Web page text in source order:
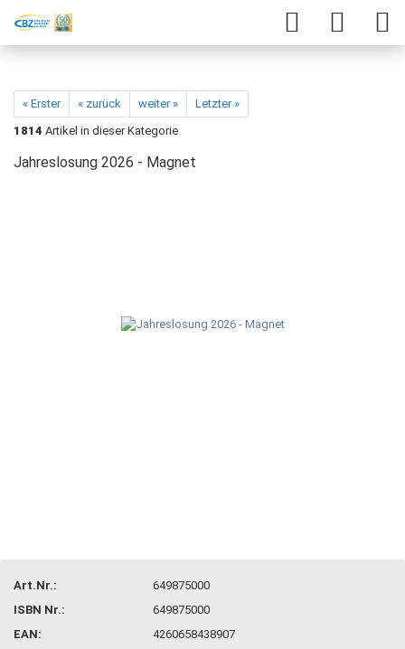
« Erster « zurück weiter »
Letzter »
1814 Artikel in dieser Kategorie
Jahreslosung 2026 - Magnet
Art.Nr.:
649875000
ISBN Nr.:
649875000
EAN:
4260658438907